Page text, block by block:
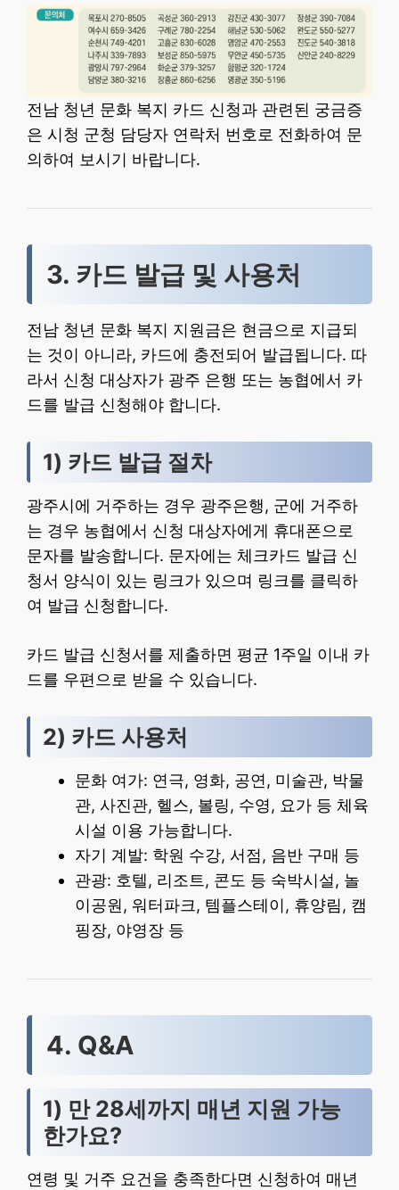
전남 청년 문화 복지 카드 신청과 관련된 궁금증
은 시청 군청 담당자 연락처 번호로 전화하여 문
의하여 보시기 바랍니다.
3. 카드 발급 및 사용처
전남 청년 문화 복지 지원금은 현금으로 지급되
는 것이 아니라, 카드에 충전되어 발급됩니다. 따
라서 신청 대상자가 광주 은행 또는 농협에서 카
드를 발급 신청해야 합니다.
1) 카드 발급 절차
광주시에 거주하는 경우 광주은행, 군에 거주하
는 경우 농협에서 신청 대상자에게 휴대폰으로
문자를 발송합니다. 문자에는 체크카드 발급 신
청서 양식이 있는 링크가 있으며 링크를 클릭하
여 발급 신청합니다.
카드 발급 신청서를 제출하면 평균 1주일 이내 카
드를 우편으로 받을 수 있습니다.
2) 카드 사용처
문화 여가: 연극, 영화, 공연, 미술관, 박물
관, 사진관, 헬스, 볼링, 수영, 요가 등 체육
시설 이용 가능합니다.
자기 계발: 학원 수강, 서점, 음반 구매 등
관광: 호텔, 리조트, 콘도 등 숙박시설, 놀
이공원, 워터파크, 템플스테이, 휴양림, 캠
핑장, 야영장 등
4. Q&A
1) 만 28세까지 매년 지원 가능
한가요?
연령 및 거주 요건을 충족한다면 신청하여 매년